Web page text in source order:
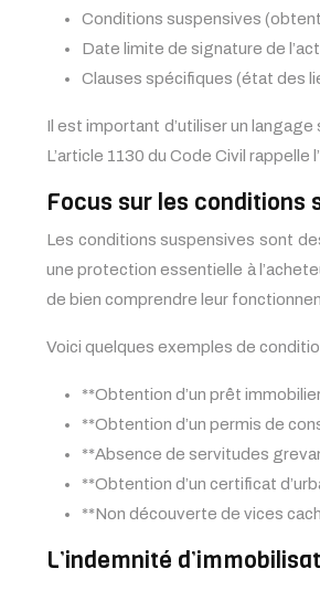
Conditions suspensives
Date limite de signature de
Clauses spécifiques (état des
Il est important d’utiliser un
L’article 1130 du Code Civil
Focus sur les conditions
Les conditions suspensives sont
une protection essentielle à
de bien comprendre leur
Voici quelques exemples de
**Obtention d’un prêt
**Obtention d’un permis de
**Absence de servitudes
**Obtention d’un certificat
**Non découverte de vices
L’indemnité